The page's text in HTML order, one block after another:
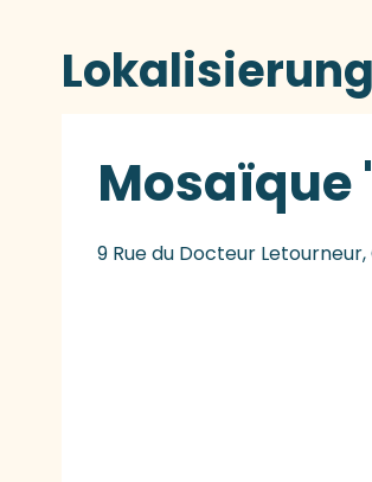
Lokalisierung
Mosaïque
9 Rue du Docteur